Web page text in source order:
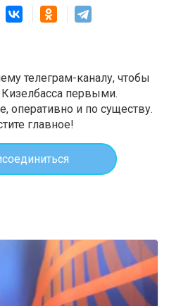
телеграм-каналу, чтобы
Кизелбасса первыми.
оперативно и по существу.
главное!